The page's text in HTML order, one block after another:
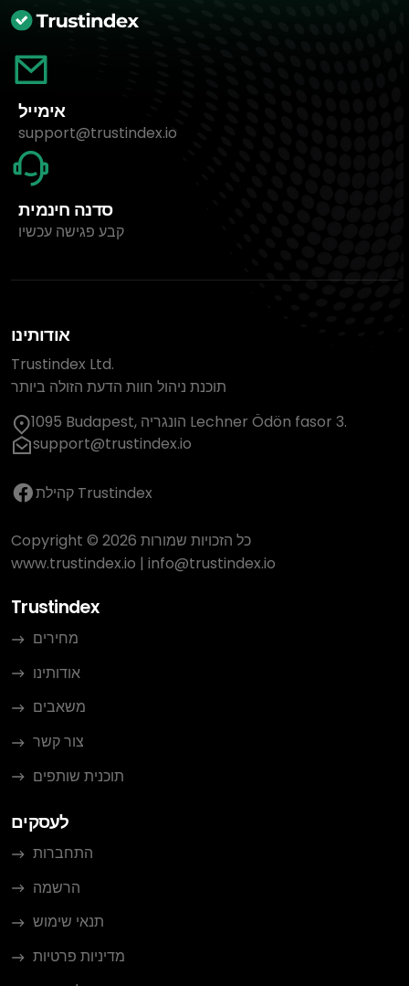
אימייל
support@trustindex.io
סדנה חינמית
קבע פגישה עכשיו
אודותינו
Trustindex Ltd.
תוכנת ניהול חוות הדעת הזולה ביותר
1095 Budapest, הונגריה Lechner Ödön fasor 3.
support@trustindex.io
קהילת Trustindex
Copyright © 2026 כל הזכויות שמורות
www.trustindex.io | info@trustindex.io
Trustindex
מחירים
אודותינו
משאבים
צור קשר
תוכנית שותפים
לעסקים
התחברות
הרשמה
תנאי שימוש
מדיניות פרטיות